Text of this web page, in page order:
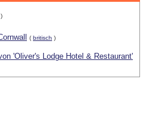
)
( britisch )
'Oliver's Lodge Hotel & Restaurant'